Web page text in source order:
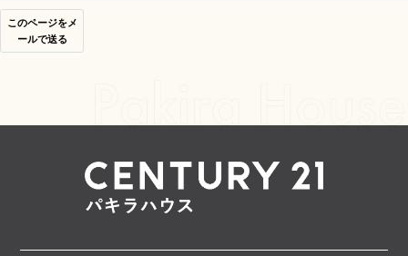
このページをメ
ールで送る